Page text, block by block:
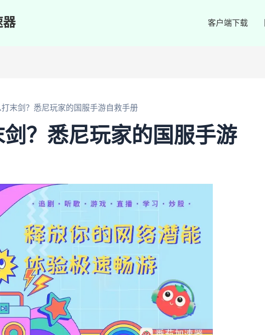
器 客户端下载
打末剑？悉尼玩家的国服手游自救手册
剑？悉尼玩家的国服手游